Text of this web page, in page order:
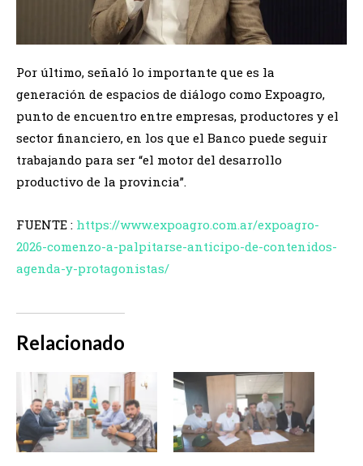
Por último, señaló lo importante que es la
generación de espacios de diálogo como Expoagro,
punto de encuentro entre empresas, productores y el
sector financiero, en los que el Banco puede seguir
trabajando para ser “el motor del desarrollo
productivo de la provincia”.
FUENTE : https://www.expoagro.com.ar/expoagro-
2026-comenzo-a-palpitarse-anticipo-de-contenidos-
agenda-y-protagonistas/
Relacionado